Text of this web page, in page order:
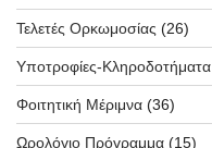
Τελετές Ορκωμοσίας (26)
Υποτροφίες-Κληροδοτήματα
Φοιτητική Μέριμνα (36)
Ωρολόγιο Πρόγραμμα (15)